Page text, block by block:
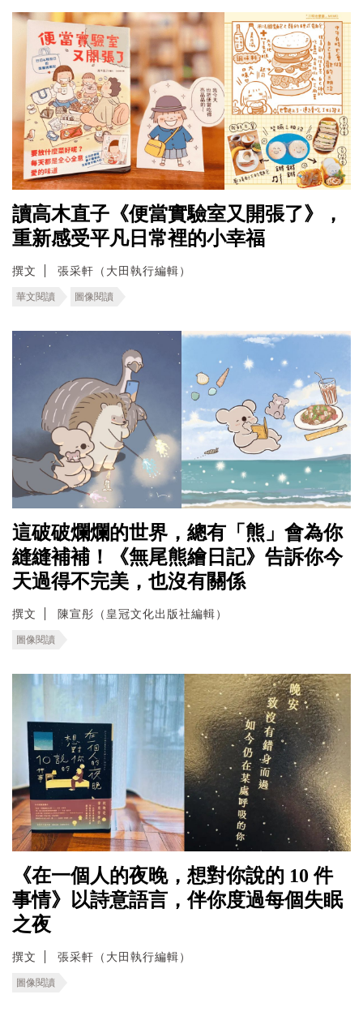
讀高木直子《便當實驗室又開張了》，
重新感受平凡日常裡的小幸福
撰文 張采軒（大田執行編輯）
華文閱讀 圖像閱讀
這破破爛爛的世界，總有「熊」會為你
縫縫補補！《無尾熊繪日記》告訴你今
天過得不完美，也沒有關係
撰文 陳宣彤（皇冠文化出版社編輯）
圖像閱讀
《在一個人的夜晚，想對你說的 10 件
事情》以詩意語言，伴你度過每個失眠
之夜
撰文 張采軒（大田執行編輯）
圖像閱讀